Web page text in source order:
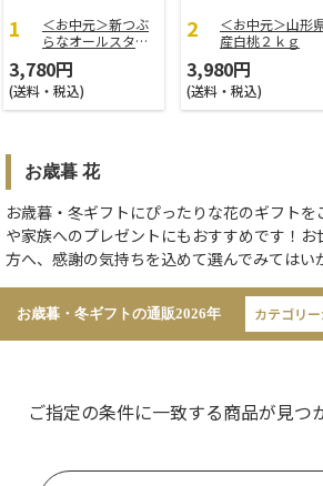
＜お中元＞新つぶ
らなオールスター
3,780円
(送料・税込)
＜お中元＞山形
産白桃２ｋｇ
3,980円
(送料・税込)
お歳暮 花
お歳暮・冬ギフトにぴったりな花のギフトを
や家族へのプレゼントにもおすすめです！お
方へ、感謝の気持ちを込めて選んでみてはい
お歳暮・冬ギフトの通販2026年 カテゴリ
ご指定の条件に一致する商品が見つ